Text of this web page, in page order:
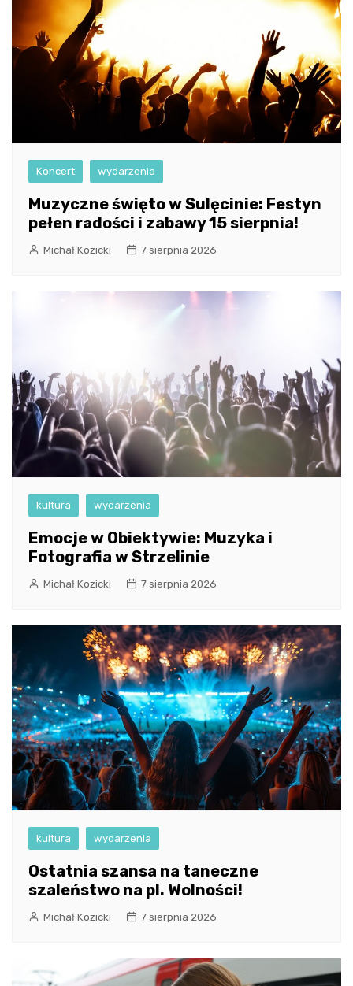
Koncert wydarzenia
Muzyczne święto w Sulęcinie: Festyn
pełen radości i zabawy 15 sierpnia!
Michał Kozicki 7 sierpnia 2026
kultura wydarzenia
Emocje w Obiektywie: Muzyka i
Fotografia w Strzelinie
Michał Kozicki 7 sierpnia 2026
kultura wydarzenia
Ostatnia szansa na taneczne
szaleństwo na pl. Wolności!
Michał Kozicki 7 sierpnia 2026